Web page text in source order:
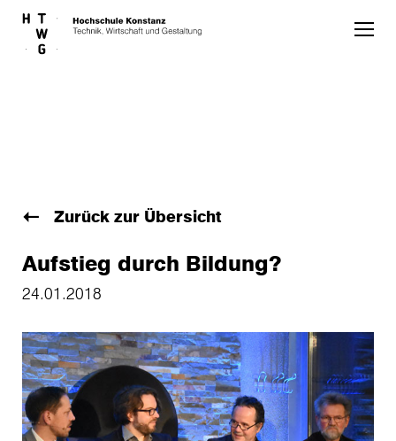
Skip to main content
Zurück zur Übersicht
Aufstieg durch Bildung?
24.01.2018